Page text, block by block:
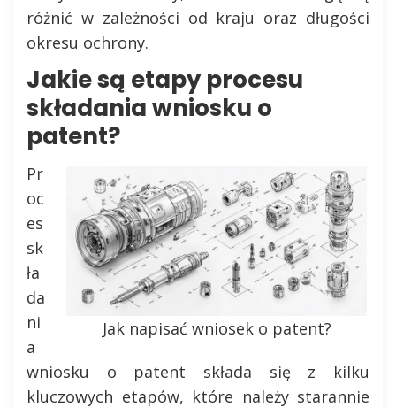
różnić w zależności od kraju oraz długości
okresu ochrony.
Jakie są etapy procesu
składania wniosku o
patent?
Jak napisać wniosek o patent?
Pr
oc
es
sk
ła
da
ni
a
wniosku o patent składa się z kilku
kluczowych etapów, które należy starannie